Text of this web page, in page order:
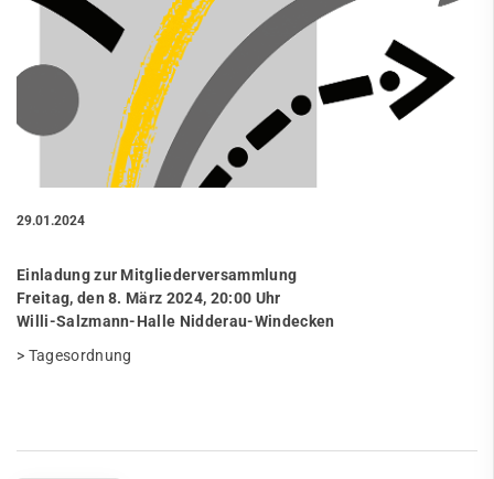
29.01.2024
Einladung zur Mitgliederversammlung
Freitag, den 8. März 2024, 20:00 Uhr
Willi-Salzmann-Halle Nidderau-Windecken
> Tagesordnung